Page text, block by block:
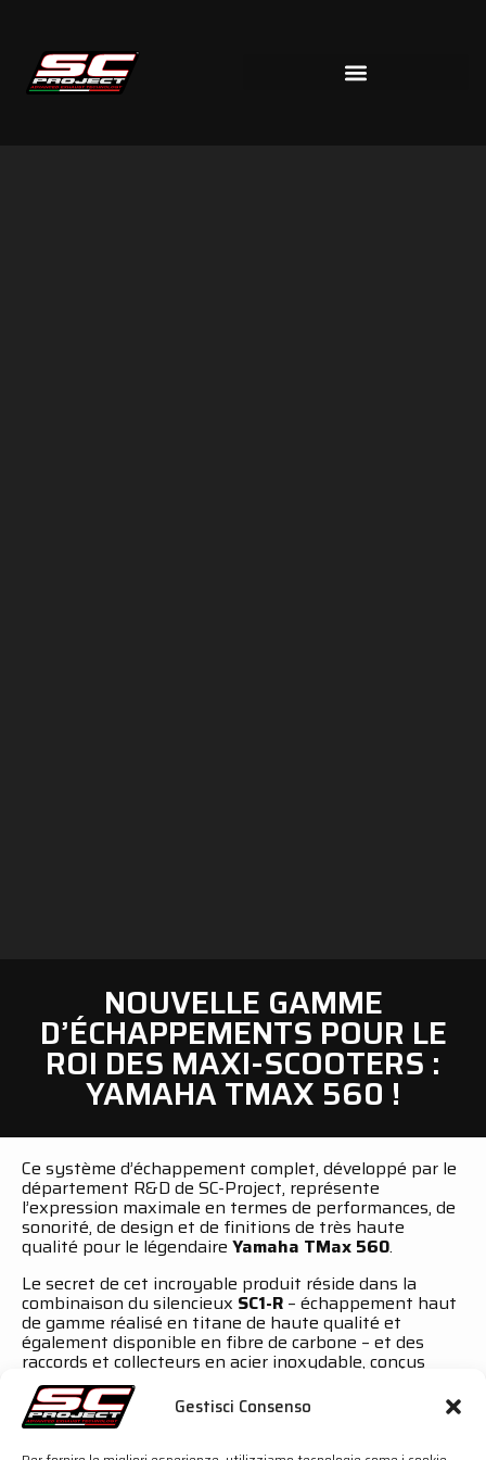
Gestisci Consenso
NOUVELLE GAMME
D’ÉCHAPPEMENTS POUR LE
ROI DES MAXI-SCOOTERS :
YAMAHA TMAX 560 !
Ce système d’échappement complet, développé par le
département R&D de SC-Project, représente
l’expression maximale en termes de performances, de
sonorité, de design et de finitions de très haute
qualité pour le légendaire Yamaha TMax 560.
Le secret de cet incroyable produit réside dans la
combinaison du silencieux SC1-R – échappement haut
de gamme réalisé en titane de haute qualité et
également disponible en fibre de carbone – et des
raccords et collecteurs en acier inoxydable, conçus
avec des courbes spécifiques et calibrées afin d’obtenir
la meilleure distribution de puissance.
Parfaitement intégré à la ligne du TMax 560